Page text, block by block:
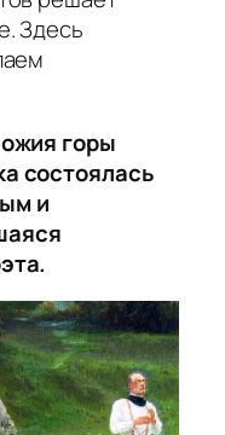
Здесь
горы
состоялась
и